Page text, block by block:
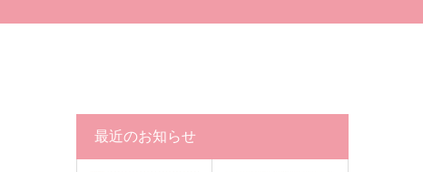
最近のお知らせ